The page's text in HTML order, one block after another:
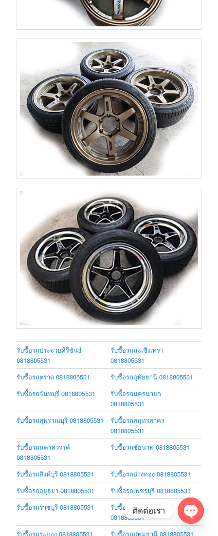
รับซื้อรถประจวบคีรีขันธ์
0818805531
รับซื้อรถฉะเชิงเทรา
0818805531
รับซื้อรถตราด 0818805531
รับซื้อรถอุทัยธานี 0818805531
รับซื้อรถจันทบุรี 0818805531
รับซื้อรถนครนายก
0818805531
รับซื้อรถสุพรรณบุรี 0818805531
รับซื้อรถสมุทรสาคร
0818805531
รับซื้อรถนครสวรรค์
0818805531
รับซื้อรถชัยนาท 0818805531
รับซื้อรถสิงห์บุรี 0818805531
รับซื้อรถอ่างทอง 0818805531
รับซื้อรถอยุธยา 0818805531
รับซื้อรถเพชรบุรี 0818805531
รับซื้อรถราชบุรี 0818805531
รับซื้อรถสมุทรปราการ
0818805531
รับซื้อรถระยอง 0818805531
รับซื้อรถปทุมธานี 0818805531
ติดต่อเรา
Open
chaty